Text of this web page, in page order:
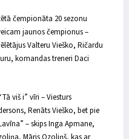
čempionāta 20 sezonu
jaunos čempionus –
Valteru Vieško, Ričardu
komandas treneri Daci
viš i” vīri – Viesturs
Renāts Vieško, bet pie
– skips Inga Apmane,